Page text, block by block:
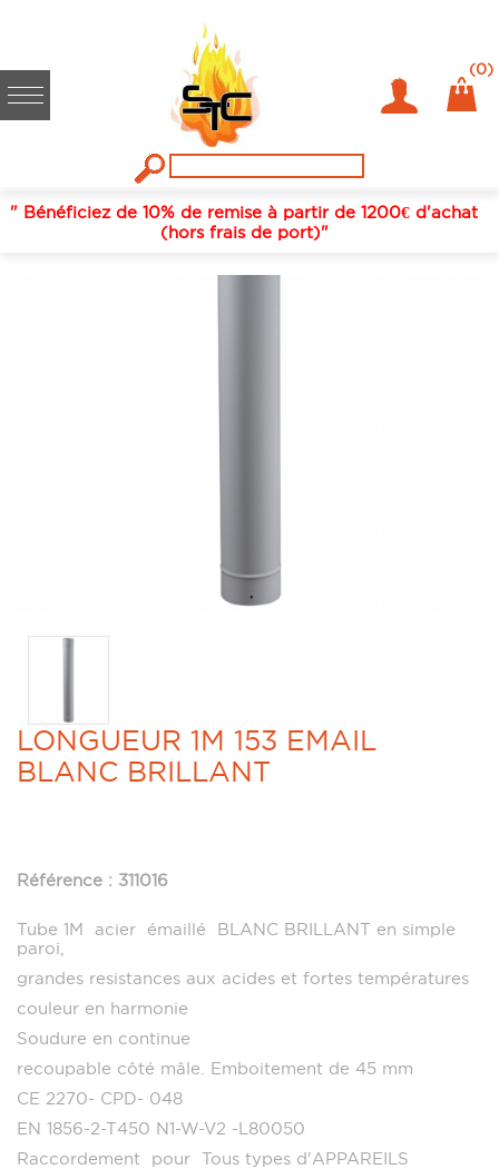
(0)
" Bénéficiez de 10% de remise à partir de 1200€ d'achat
(hors frais de port)"
Fumisterie / conduits de fumées
Blanc
LONGUEUR 1M 153 EMAIL BLANC BRILLANT
LONGUEUR 1M 153 EMAIL
BLANC BRILLANT
Référence : 311016
Tube 1M acier émaillé BLANC BRILLANT en simple
paroi,
grandes resistances aux acides et fortes températures
couleur en harmonie
Soudure en continue
recoupable côté mâle. Emboitement de 45 mm
CE 2270- CPD- 048
EN 1856-2-T450 N1-W-V2 -L80050
Raccordement pour Tous types d'APPAREILS